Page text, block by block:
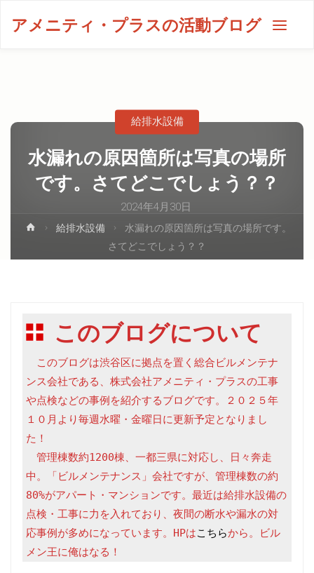
アメニティ・プラスの活動ブログ
水漏れの原因箇所は写真の場所
です。さてどこでしょう？？
2024年4月30日
給排水設備
給排水設備
水漏れの原因箇所は写真の場所です。
さてどこでしょう？？
このブログについて
このブログは渋谷区に拠点を置く総合ビルメンテナ
ンス会社である、株式会社アメニティ・プラスの工事
や点検などの事例を紹介するブログです。２０２５年
１０月より毎週水曜・金曜日に更新予定となりまし
た！
管理棟数約1200棟、一都三県に対応し、日々奔走
中。「ビルメンテナンス」会社ですが、管理棟数の約
80%がアパート・マンションです。最近は給排水設備の
点検・工事に力を入れており、夜間の断水や漏水の対
応事例が多めになっています。HPはこちらから。ビル
メン王に俺はなる！